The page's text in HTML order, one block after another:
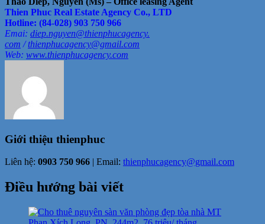
Thien Phuc Real Estate Agency Co., LTD
Hotline: (84-028) 903 750 966
Emai: diep.nguyen@thienphucagency.
com /thienphucagency@gmail.com
Web: www.thienphucagency.com
Giới thiệu thienphuc
Liên hệ: 0903 750 966 | Email: thienphucagency@gmail.com
Điều hướng bài viết